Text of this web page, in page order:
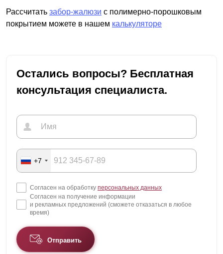
Рассчитать забор-жалюзи с полимерно-порошковым
покрытием можете в нашем калькуляторе
Остались вопросы? Бесплатная
консультация специалиста.
+7
Согласен на обработку персональных данных
Согласен на получение информации
и рекламных предложений (сможете отказаться в любое
время)
Отправить